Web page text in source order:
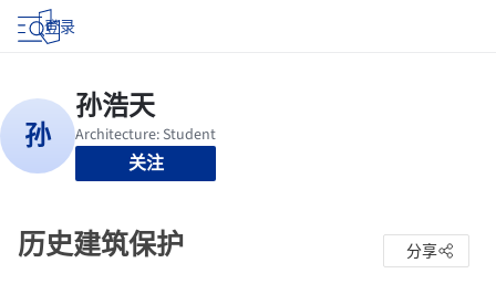
登录
关注
历史建筑保护 分享